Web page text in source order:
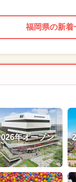
福岡県の新着
年オープン